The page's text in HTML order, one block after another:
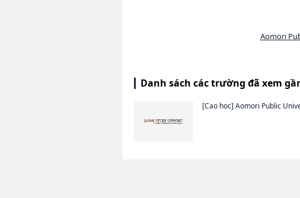
Aomori
Danh sách các trường đã xem
[Cao học] Aomori Public